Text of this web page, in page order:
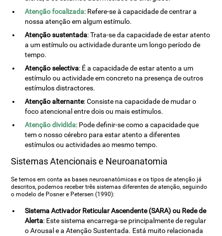
Atenção focalizada: Refere-se à capacidade de centrar a
nossa atenção em algum estímulo.
Atenção sustentada: Trata-se da capacidade de estar atento
a um estímulo ou actividade durante um longo período de
tempo.
Atenção selectiva: É a capacidade de estar atento a um
estímulo ou actividade em concreto na presença de outros
estímulos distractores.
Atenção alternante: Consiste na capacidade de mudar o
foco atencional entre dois ou mais estímulos.
Atenção dividida: Pode definir-se como a capacidade que
tem o nosso cérebro para estar atento a diferentes
estímulos ou actividades ao mesmo tempo.
Sistemas Atencionais e Neuroanatomia
Se temos em conta as bases neuroanatómicas e os tipos de atenção já
descritos, podemos receber três sistemas diferentes de atenção, seguindo
o modelo de Posner e Petersen (1990):
Sistema Activador Reticular Ascendente (SARA) ou Rede de
Alerta: Este sistema encarrega-se principalmente de regular
o Arousal e a Atenção Sustentada. Está muito relacionada